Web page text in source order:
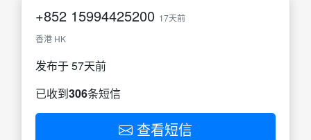
+852 15994425200 17天前
香港 HK
发布于 57天前
已收到306条短信
查看短信